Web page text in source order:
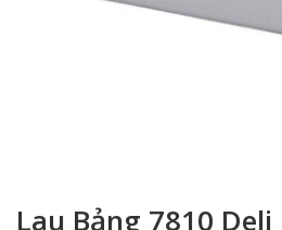
Lau Bảng 7810 Deli